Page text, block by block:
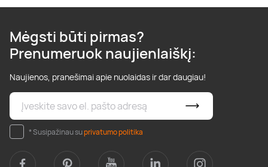
Mėgsti būti pirmas?
Prenumeruok naujienlaiškį:
Naujienos, pranešimai apie nuolaidas ir dar daugiau!
* Susipažinau suprivatumo politika